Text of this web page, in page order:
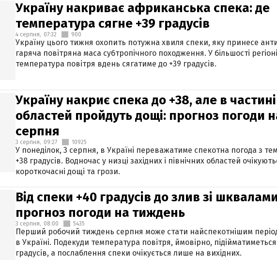
Україну накриває африканська спека: де
температура сягне +39 градусів
4 серпня, 07:32 900
Україну цього тижня охопить потужна хвиля спеки, яку принесе
гаряча повітряна маса субтропічного походження. У більшості
температура повітря вдень сягатиме до +39 градусів.
Україну накриє спека до +38, але в частині
областей пройдуть дощі: прогноз погоди
серпня
3 серпня, 09:27 10925
У понеділок, 3 серпня, в Україні переважатиме спекотна погода з
+38 градусів. Водночас у низці західних і північних областей
короткочасні дощі та грози.
Від спеки +40 градусів до злив зі
прогноз погоди на тиждень
3 серпня, 08:00 5435
Перший робочий тиждень серпня може стати найспекотнішим
в Україні. Подекуди температура повітря, ймовірно,
градусів, а послаблення спеки очікується лише на вихідних.